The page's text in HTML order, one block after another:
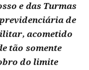
e das Turmas
de
acometido
tão somente
do limite